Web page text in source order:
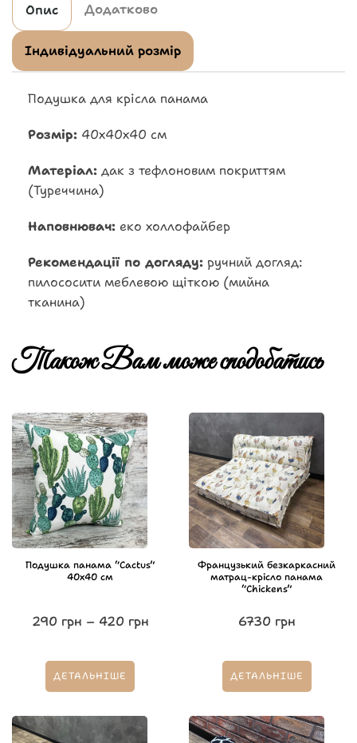
Опис Додатково
Індивідуальний розмір
Подушка для крісла панама
Розмір: 40х40х40 см
Матеріал: дак з тефлоновим покриттям
(Туреччина)
Наповнювач: еко холлофайбер
Рекомендації по догляду: ручний догляд:
пилососити меблевою щіткою (мийна
тканина)
Також Вам може сподобатись
Подушка панама “Cactus”
40х40 см
290 грн – 420 грн
ДЕТАЛЬНІШЕ
Французький безкаркасний
матрац-крісло панама
“Chickens”
6730 грн
ДЕТАЛЬНІШЕ